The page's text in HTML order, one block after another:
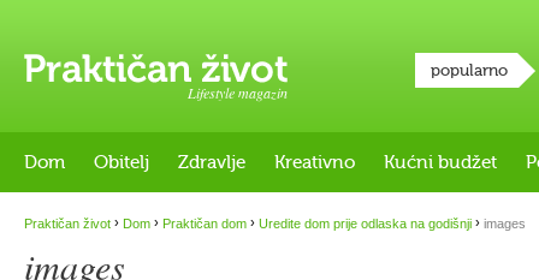
Lifestyle magazin
popularno
Dom Obitelj Zdravlje Kreativno Kućni budžet
Praktičan život › Dom › Praktičan dom › Uredite dom prije odlaska na godišnji › images
images